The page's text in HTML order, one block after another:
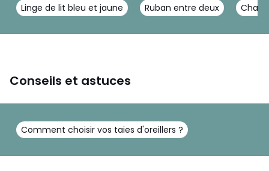
Linge de lit bleu et jaune Ruban entre deux
Conseils et astuces
Comment choisir vos taies d'oreillers ?